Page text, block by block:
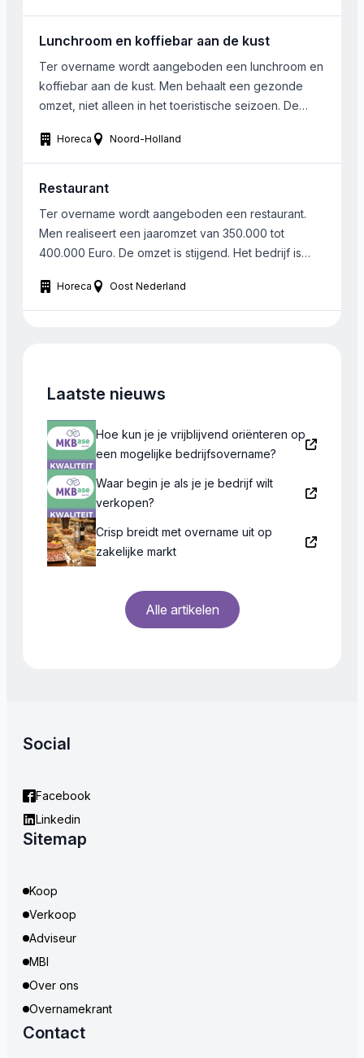
Lunchroom en koffiebar aan de kust
Ter overname wordt aangeboden een lunchroom en
koffiebar aan de kust. Men behaalt een gezonde
omzet, niet alleen in het toeristische seizoen. De
restaurant is sfeervol ingericht en beschikt over ruim
40 zitplaatsen; inclusief een buitenterras. Het
restaurant is zeven dagen in de week overdag
Horeca Noord-Holland
Restaurant
Ter overname wordt aangeboden een restaurant.
Men realiseert een jaaromzet van 350.000 tot
400.000 Euro. De omzet is stijgend. Het bedrijf is
vergunning is toegekend voor openingstijden van
9.00 tot 01.00 uur. Het restaurant is nu geopend voor
Horeca Oost Nederland
Laatste nieuws
Hoe kun je je vrijblijvend oriënteren op
een mogelijke bedrijfsovername?
Waar begin je als je je bedrijf wilt
verkopen?
Crisp breidt met overname uit op
zakelijke markt
Alle artikelen
Social
Facebook
Linkedin
Sitemap
Koop
Verkoop
Adviseur
MBI
Over ons
Overnamekrant
Contact